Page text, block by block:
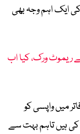
ایک اہم وجہ بھی
ریموٹ ورک، کیا اب
میں واپسی کو
کی ہیں تاہم بہت سے